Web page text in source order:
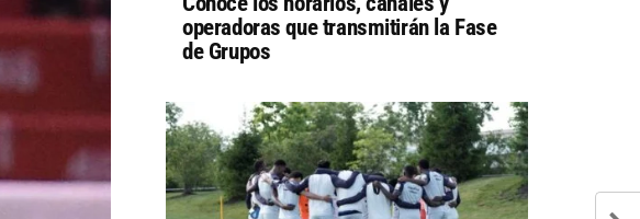
operadoras que transmitirán la Fase
de Grupos